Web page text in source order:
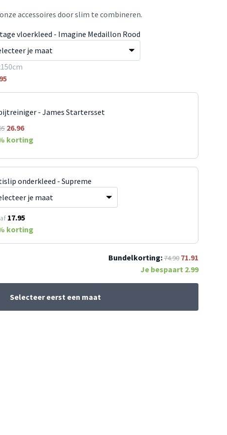
accessoires door slim te combineren.
vloerkleed - Imagine Medaillon Rood
- James Startersset
26.96
korting
onderkleed - Supreme
17.95
korting
Bundelkorting:74.90 71.91
Je bespaart 2.99
Selecteer eerst een maat